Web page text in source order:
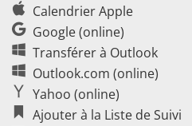
Calendrier Apple
Google (online)
Transférer à Outlook
Outlook.com (online)
Yahoo (online)
Ajouter à la Liste de Suivi